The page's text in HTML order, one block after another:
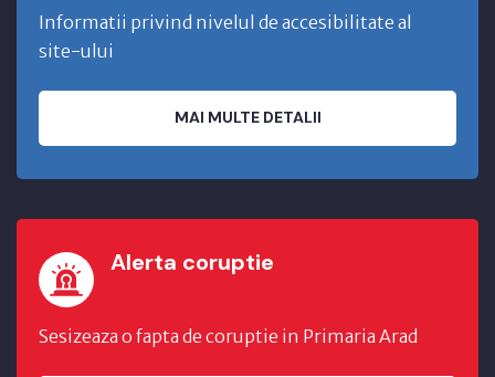
Informatii privind nivelul de accesibilitate al
site-ului
MAI MULTE DETALII
Alerta coruptie
Sesizeaza o fapta de coruptie in Primaria Arad